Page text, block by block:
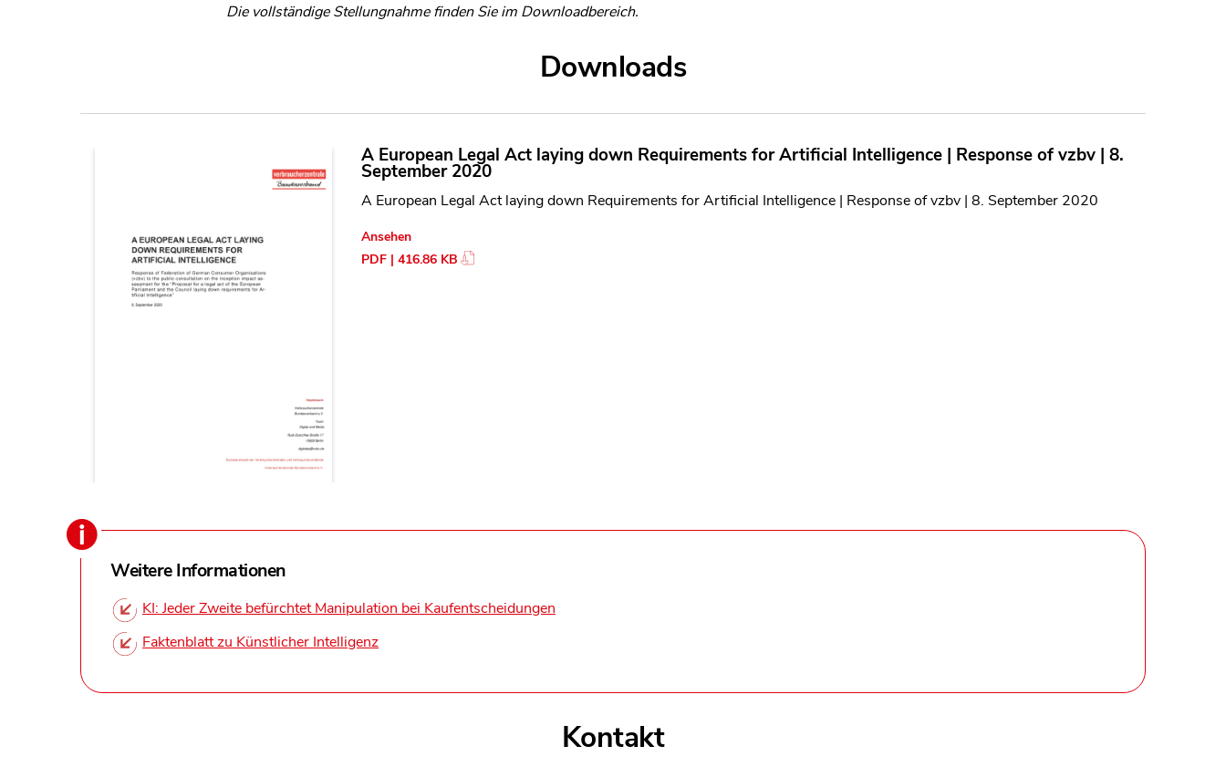
Die vollständige Stellungnahme finden Sie im Downloadbereich.
Downloads
A European Legal Act laying down Requirements for Artificial Intelligence | Response of vzbv | 8.
September 2020
A European Legal Act laying down Requirements for Artificial Intelligence | Response of vzbv | 8. September 2020
Ansehen
PDF | 416.86 KB
Weitere Informationen
KI: Jeder Zweite befürchtet Manipulation bei Kaufentscheidungen
Faktenblatt zu Künstlicher Intelligenz
Kontakt